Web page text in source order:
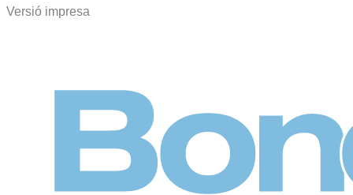
Versió impresa